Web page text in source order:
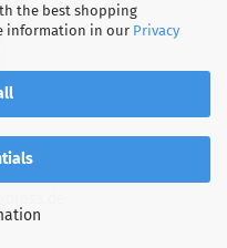
the best shopping
information in our Privacy